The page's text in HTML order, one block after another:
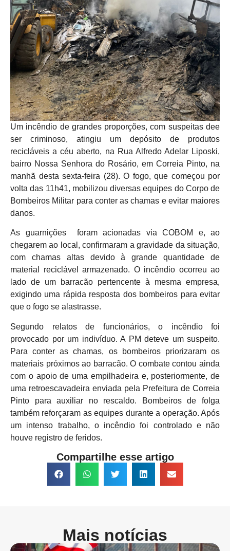
Um incêndio de grandes proporções, com suspeitas dee
ser criminoso, atingiu um depósito de produtos
recicláveis a céu aberto, na Rua Alfredo Adelar Liposki,
bairro Nossa Senhora do Rosário, em Correia Pinto, na
manhã desta sexta-feira (28). O fogo, que começou por
volta das 11h41, mobilizou diversas equipes do Corpo de
Bombeiros Militar para conter as chamas e evitar maiores
danos.
As guarnições foram acionadas via COBOM e, ao
chegarem ao local, confirmaram a gravidade da situação,
com chamas altas devido à grande quantidade de
material reciclável armazenado. O incêndio ocorreu ao
lado de um barracão pertencente à mesma empresa,
exigindo uma rápida resposta dos bombeiros para evitar
que o fogo se alastrasse.
Segundo relatos de funcionários, o incêndio foi
provocado por um indivíduo. A PM deteve um suspeito.
Para conter as chamas, os bombeiros priorizaram os
materiais próximos ao barracão. O combate contou ainda
com o apoio de uma empilhadeira e, posteriormente, de
uma retroescavadeira enviada pela Prefeitura de Correia
Pinto para auxiliar no rescaldo. Bombeiros de folga
também reforçaram as equipes durante a operação. Após
um intenso trabalho, o incêndio foi controlado e não
houve registro de feridos.
Compartilhe esse artigo
Mais notícias